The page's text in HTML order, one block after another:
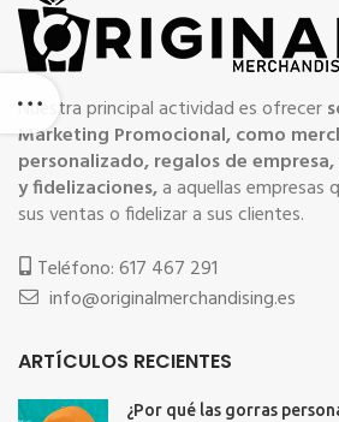
Nuestra principal actividad es ofrecer
Marketing Promocional, como
personalizado, regalos de
y fidelizaciones,a aquellas empresas
sus ventas o fidelizar a sus clientes.
Teléfono: 617 467 291
info@originalmerchandising.es
ARTÍCULOS RECIENTES
¿Por qué las gorras